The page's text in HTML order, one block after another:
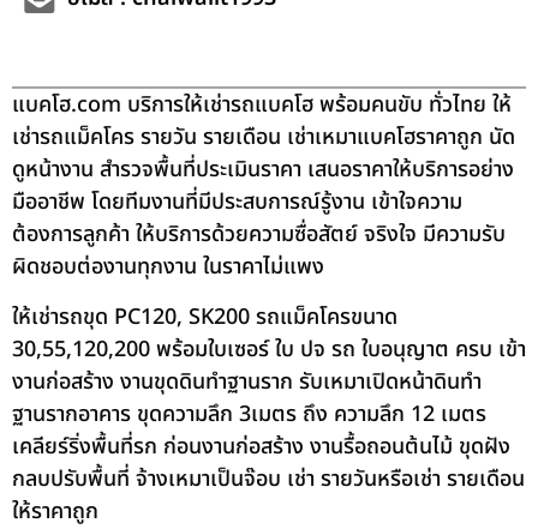
แบคโฮ.com บริการให้เช่ารถแบคโฮ พร้อมคนขับ ทั่วไทย ให้
เช่ารถแม็คโคร รายวัน รายเดือน เช่าเหมาแบคโฮราคาถูก นัด
ดูหน้างาน สำรวจพื้นที่ประเมินราคา เสนอราคาให้บริการอย่าง
มืออาชีพ โดยทีมงานที่มีประสบการณ์รู้งาน เข้าใจความ
ต้องการลูกค้า ให้บริการด้วยความซื่อสัตย์ จริงใจ มีความรับ
ผิดชอบต่องานทุกงาน ในราคาไม่แพง
ให้เช่ารถขุด PC120, SK200 รถแม็คโครขนาด
30,55,120,200 พร้อมใบเซอร์ ใบ ปจ รถ ใบอนุญาต ครบ เข้า
งานก่อสร้าง งานขุดดินทำฐานราก รับเหมาเปิดหน้าดินทำ
ฐานรากอาคาร ขุดความลึก 3เมตร ถึง ความลึก 12 เมตร
เคลียร์ริ่งพื้นที่รก ก่อนงานก่อสร้าง งานรื้อถอนต้นไม้ ขุดฝัง
กลบปรับพื้นที่ จ้างเหมาเป็นจ๊อบ เช่า รายวันหรือเช่า รายเดือน
ให้ราคาถูก